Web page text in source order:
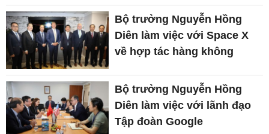
Bộ trưởng Nguyễn Hồng
Diên làm việc với Space X
về hợp tác hàng không
Bộ trưởng Nguyễn Hồng
Diên làm việc với lãnh đạo
Tập đoàn Google